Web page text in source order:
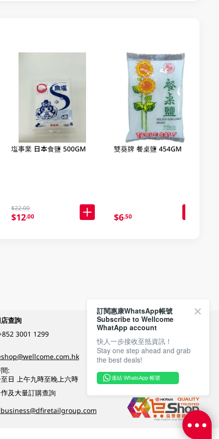
塩事業 日本食鹽 500GM
$22.00
$12.00
雙葵牌 餐桌鹽 454GM
$6.50
查詢
3001 1299
:
日 上午九時至晚上六時
及大量訂購查詢
付款方式
關注我們
訂閱惠康WhatsApp帳號
Subscribe to Wellcome
WhatApp account
快人一步接收至抵資訊！
Stay one step ahead and grab
the best deals!
連結 WhatsApp 帳號